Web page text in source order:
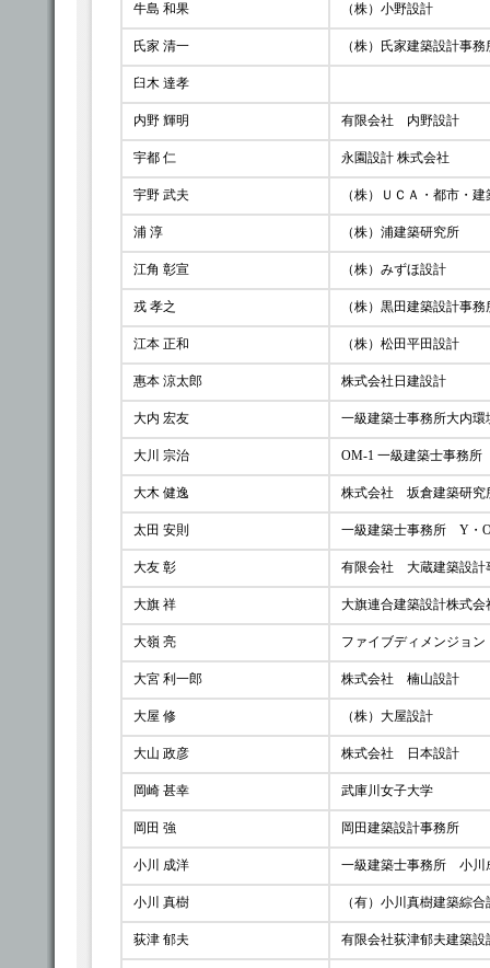
牛島 和果 （株）小野設計
氏家 清一 （株）氏家建築設計事
臼木 達孝
内野 輝明 有限会社 内野設計
宇都 仁 永園設計 株式会社
宇野 武夫 （株）ＵＣＡ・都市・
浦 淳 （株）浦建築研究所
江角 彰宣 （株）みずほ設計
戎 孝之 （株）黒田建築設計事
江本 正和 （株）松田平田設計
惠本 涼太郎 株式会社日建設計
大内 宏友 一級建築士事務所大内
大川 宗治 OM-1 一級建築士事務所
大木 健逸 株式会社 坂倉建築研
太田 安則 一級建築士事務所 Y・
大友 彰 有限会社 大蔵建築設計
大旗 祥 大旗連合建築設計株式
大嶺 亮 ファイブディメンジョン
大宮 利一郎 株式会社 楠山設計
大屋 修 （株）大屋設計
大山 政彦 株式会社 日本設計
岡崎 甚幸 武庫川女子大学
岡田 強 岡田建築設計事務所
小川 成洋 一級建築士事務所 小川
小川 真樹 （有）小川真樹建築綜
荻津 郁夫 有限会社荻津郁夫建築